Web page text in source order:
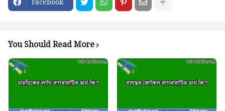
Facebook
You Should Read More